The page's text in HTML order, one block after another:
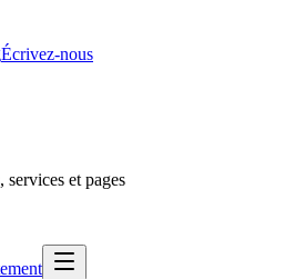
Écrivez-nous
services et pages